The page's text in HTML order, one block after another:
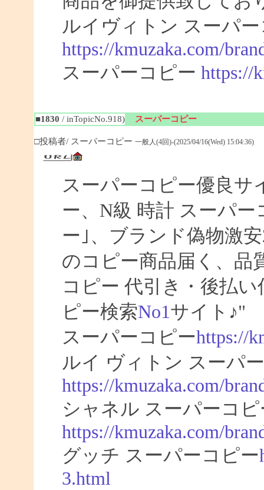
ルイヴィトン スーパ
https://kmuzaka.com/
スーパーコピー https://
■1830 / inTopicNo.918) スーパーコピー
□投稿者/ スーパーコピー 一般人(4回)-(2025/04/16(Wed) 15:04:36)
スーパーコピー優良サ
ー、N級 時計 スーパ
ー｣、ブランド偽物激
のコピー商品届く、品
コピー 代引き・後払
ピー検索No1サイト♪"
スーパーコピーhttps://
ルイ ヴィトン スーパ
https://kmuzaka.com/
シャネル スーパーコピ
https://kmuzaka.com/
グッチ スーパーコピー
3.html